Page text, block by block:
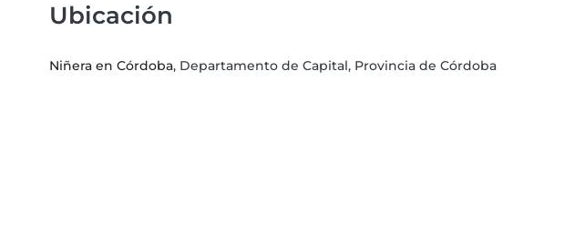
Ubicación
Niñera en Córdoba, Departamento de Capital, Provincia de Córdoba